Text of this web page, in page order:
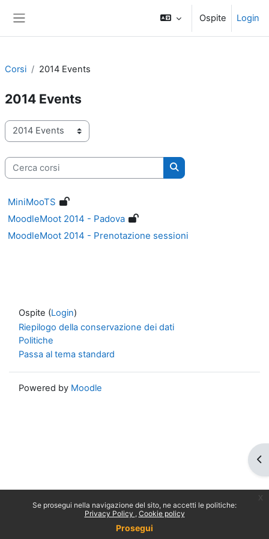
Se prosegui nella navigazione del sito, ne accetti le politiche:
Privacy Policy
Cookie policy
Prosegui
Ospite Login
Corsi 2014 Events
2014 Events
Categorie di corso
Cerca corsi
Cerca corsi
MiniMooTS
MoodleMoot 2014 - Padova
MoodleMoot 2014 - Prenotazione sessioni
Ospite (Login)
Riepilogo della conservazione dei dati
Politiche
Passa al tema standard
Powered by Moodle